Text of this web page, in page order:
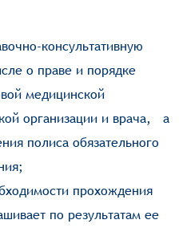
консультативную
о праве и порядке
медицинской
организации и врача, а
полиса обязательного
прохождения
по результатам ее